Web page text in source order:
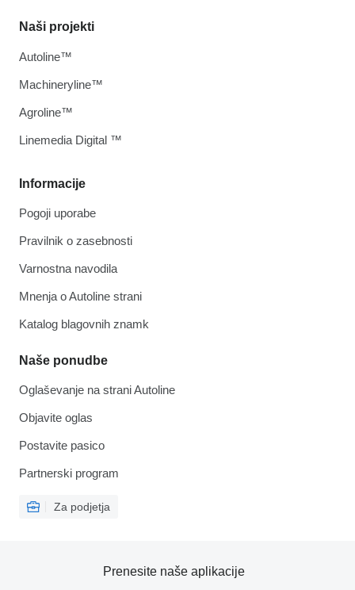
Informacije
Pogoji uporabe
Pravilnik o zasebnosti
Varnostna navodila
Mnenja o Autoline strani
Katalog blagovnih znamk
Naše ponudbe
Oglaševanje na strani Autoline
Objavite oglas
Postavite pasico
Partnerski program
Za podjetja
Naši projekti
Autoline™
Machineryline™
Agroline™
Linemedia Digital ™
Prenesite naše aplikacije